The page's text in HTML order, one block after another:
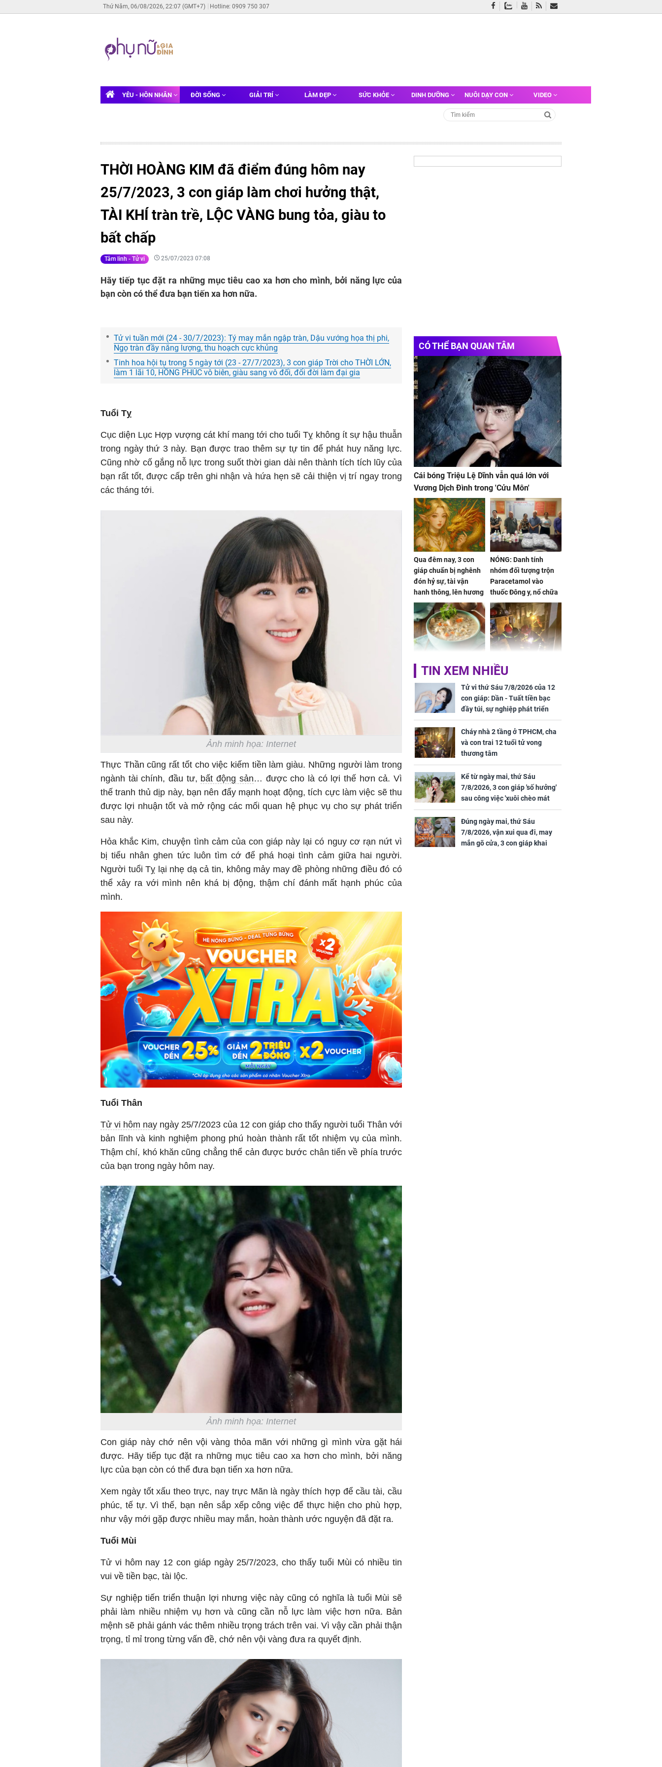
Thứ Năm, 06/08/2026, 22:07 (GMT+7) Hotline: 0909 750 307
YÊU - HÔN NHÂN ĐỜI SỐNG GIẢI TRÍ LÀM ĐẸP SỨC KHỎE DINH DƯỠNG NUÔI DẠY CON VIDEO
THỜI HOÀNG KIM đã điểm đúng hôm nay
25/7/2023, 3 con giáp làm chơi hưởng thật,
TÀI KHÍ tràn trề, LỘC VÀNG bung tỏa, giàu to
bất chấp
Tâm linh - Tử vi 25/07/2023 07:08
Hãy tiếp tục đặt ra những mục tiêu cao xa hơn cho mình, bởi năng lực của
bạn còn có thể đưa bạn tiến xa hơn nữa.
Tử vi tuần mới (24 - 30/7/2023): Tý may mắn ngập tràn, Dậu vướng họa thị phi,
Ngọ tràn đầy năng lượng, thu hoạch cực khủng
Tinh hoa hội tụ trong 5 ngày tới (23 - 27/7/2023), 3 con giáp Trời cho THỜI LỚN,
làm 1 lãi 10, HỒNG PHÚC vô biên, giàu sang vô đối, đổi đời làm đại gia
Tuổi Tỵ
Cục diện Lục Hợp vượng cát khí mang tới cho tuổi Tỵ không ít sự hậu thuẫn
trong ngày thứ 3 này. Bạn được trao thêm sự tự tin để phát huy năng lực.
Cũng nhờ cố gắng nỗ lực trong suốt thời gian dài nên thành tích tích lũy của
bạn rất tốt, được cấp trên ghi nhận và hứa hẹn sẽ cải thiện vị trí ngay trong
các tháng tới.
Ảnh minh họa: Internet
Thực Thần cũng rất tốt cho việc kiếm tiền làm giàu. Những người làm trong
ngành tài chính, đầu tư, bất động sản… được cho là có lợi thế hơn cả. Vì
thế tranh thủ dịp này, bạn nên đẩy mạnh hoạt động, tích cực làm việc sẽ thu
được lợi nhuận tốt và mở rộng các mối quan hệ phục vụ cho sự phát triển
sau này.
Hỏa khắc Kim, chuyện tình cảm của con giáp này lại có nguy cơ rạn nứt vì
bị tiểu nhân ghen tức luôn tìm cớ để phá hoại tình cảm giữa hai người.
Người tuổi Tỵ lại nhẹ dạ cả tin, không mảy may đề phòng những điều đó có
thể xảy ra với mình nên khá bị động, thậm chí đánh mất hạnh phúc của
mình.
Tuổi Thân
Tử vi hôm nay ngày 25/7/2023 của 12 con giáp cho thấy người tuổi Thân với
bản lĩnh và kinh nghiệm phong phú hoàn thành rất tốt nhiệm vụ của mình.
Thậm chí, khó khăn cũng chẳng thể cản được bước chân tiến về phía trước
của bạn trong ngày hôm nay.
Ảnh minh họa: Internet
Con giáp này chớ nên vội vàng thỏa mãn với những gì mình vừa gặt hái
được. Hãy tiếp tục đặt ra những mục tiêu cao xa hơn cho mình, bởi năng
lực của bạn còn có thể đưa bạn tiến xa hơn nữa.
Xem ngày tốt xấu theo trực, nay trực Mãn là ngày thích hợp để cầu tài, cầu
phúc, tế tự. Vì thế, bạn nên sắp xếp công việc để thực hiện cho phù hợp,
như vậy mới gặp được nhiều may mắn, hoàn thành ước nguyện đã đặt ra.
Tuổi Mùi
Tử vi hôm nay 12 con giáp ngày 25/7/2023, cho thấy tuổi Mùi có nhiều tin
vui về tiền bạc, tài lộc.
Sự nghiệp tiến triển thuận lợi nhưng việc này cũng có nghĩa là tuổi Mùi sẽ
phải làm nhiều nhiệm vụ hơn và cũng cần nỗ lực làm việc hơn nữa. Bản
mệnh sẽ phải gánh vác thêm nhiều trọng trách trên vai. Vì vậy cần phải thận
trọng, tỉ mỉ trong từng vấn đề, chớ nên vội vàng đưa ra quyết định.
CÓ THỂ BẠN QUAN TÂM
Cái bóng Triệu Lệ Dĩnh vẫn quá lớn với
Vương Dịch Đình trong 'Cửu Môn'
Qua đêm nay, 3 con
giáp chuẩn bị nghênh
đón hỷ sự, tài vận
hanh thông, lên hương
hóa Rồng hóa Phượng,
gom hết may mắn về
nhà
NÓNG: Danh tính
nhóm đối tượng trộn
Paracetamol vào
thuốc Đông y, nổ chữa
bách bệnh
Giá trị sức khỏe và
cách sử dụng đúng
của loại hạt bình dân
Cháy nhà 2 tầng ở
TPHCM, cha và con
trai 12 tuổi tử vong
thương tâm
Chân dung nam diễn
ứng ngược khi than
nghèo
TIN XEM NHIỀU
Tử vi thứ Sáu 7/8/2026 của 12
con giáp: Dần - Tuất tiền bạc
đầy túi, sự nghiệp phát triển
hưng thịnh, Mão - Thân tài lộc
ảm đạm, mọi sự khó thành công
mỹ mãn
Cháy nhà 2 tầng ở TPHCM, cha
và con trai 12 tuổi tử vong
thương tâm
Kể từ ngày mai, thứ Sáu
7/8/2026, 3 con giáp 'số hưởng'
sau công việc 'xuôi chèo mát
mái', tiền tài 'thu về như nước',
tình duyên viên mãn
Đúng ngày mai, thứ Sáu
7/8/2026, vận xui qua đi, may
mắn gõ cửa, 3 con giáp khai